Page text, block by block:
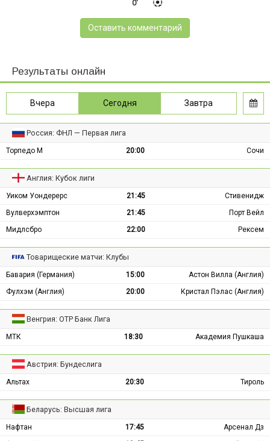
0'
Оставить комментарий
Результаты онлайн
Вчера Сегодня Завтра
Россия: ФНЛ — Первая лига
Торпедо М 20:00 Сочи
Англия: Кубок лиги
Уиком Уондерерс 21:45
Стивенидж
Вулверхэмптон
21:45
Порт Вейл
Мидлсбро
22:00 Рексем
Товарищеские матчи: Клубы
Бавария (Германия) 15:00
Астон Вилла (Англия)
Фулхэм (Англия)
20:00 Кристал Пэлас (Англия)
Венгрия: ОТР Банк Лига
МТК 18:30 Академия Пушкаша
Австрия: Бундеслига
Альтах 20:30 Тироль
Беларусь: Высшая лига
Нафтан 17:45
Арсенал Дз